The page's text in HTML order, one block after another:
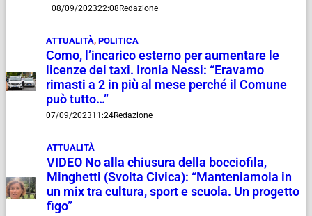
08/09/202322:08Redazione
ATTUALITÀ,POLITICA
Como, l’incarico esterno per aumentare le
licenze dei taxi. Ironia Nessi: “Eravamo
rimasti a 2 in più al mese perché il Comune
può tutto…”
07/09/202311:24Redazione
ATTUALITÀ
VIDEO No alla chiusura della bocciofila,
Minghetti (Svolta Civica): “Manteniamola in
un mix tra cultura, sport e scuola. Un progetto
figo”